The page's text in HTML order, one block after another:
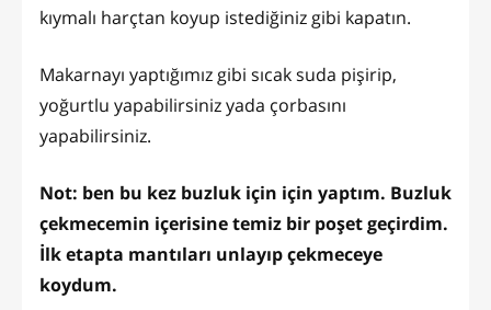
kıymalı harçtan koyup istediğiniz gibi kapatın.
Makarnayı yaptığımız gibi sıcak suda pişirip,
yoğurtlu yapabilirsiniz yada çorbasını
yapabilirsiniz.
Not: ben bu kez buzluk için için yaptım. Buzluk
çekmecemin içerisine temiz bir poşet geçirdim.
İlk etapta mantıları unlayıp çekmeceye
koydum.